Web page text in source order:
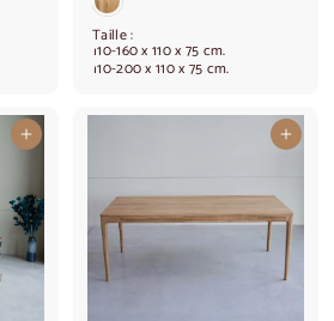
i
r
e
0
5
Taille :
110-160 x 110 x 75 cm.
110-200 x 110 x 75 cm.
Ajouter au panier Ajouter au panier